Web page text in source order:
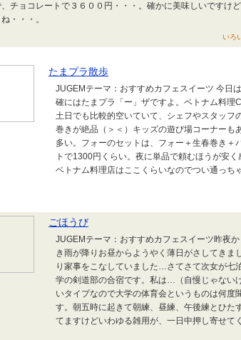
チョコレートで３６００円・・・。確かに美味しいですけ
・・・。
いろ
たまプラ散歩
JUGEMテーマ：おすすめカフェスイーツ 今日
確にはたまプラ「ー」ザですよ。ベトナム料理
土日でも比較的空いていて、シェフやスタッフ
巻きが絶品（＞＜）キッズの遊び場コーナーも
多い。フォーのセットは、フォー＋生春巻き＋
トで1300円くらい。夜に単品で頼むほうが安
ベトナム料理店はここくらいなのでつい通っち
ごほうび
JUGEMテーマ：おすすめカフェスイーツ昨夜
き雨が降りお昼からようやく薄日がさしてきま
り家事をこなしていました…さてさて次女が七
学の剣道部の合宿です。私は…（自慢じゃない
いタイプなので大学の体育会というものは何度
す。朝五時に起きて朝練、昼練、午後練とひた
てますけどいわゆる雑用が、一日中押し寄せて